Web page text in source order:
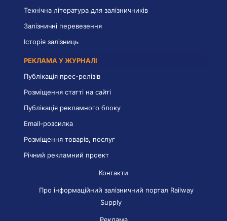
Технічна література для залізничників
Залізничні перевезення
Історія залізниць
РЕКЛАМА У ЖУРНАЛІ
Публікація прес-релізів
Розміщення статті на сайті
Публікація рекламного блоку
Email-розсилка
Розміщення товарів, послуг
Річний рекламний проект
Контакти
Про інформаційний залізничний портал Railway
Supply
Реклама